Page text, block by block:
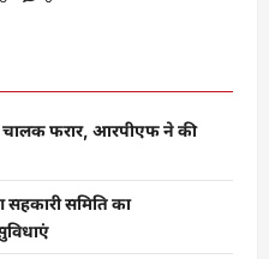
चालक फरार, आरपीएफ ने की
सहकारी समिति का